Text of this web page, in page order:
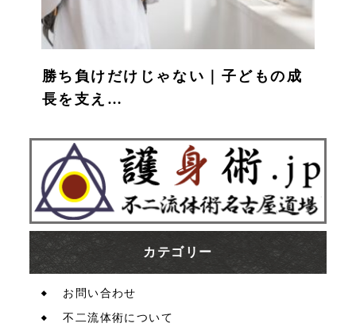
勝ち負けだけじゃない｜子どもの成
長を支え…
カテゴリー
お問い合わせ
不二流体術について